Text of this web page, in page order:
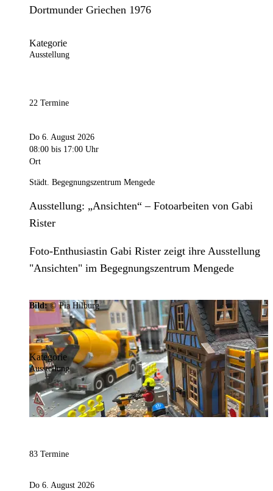
Dortmunder Griechen 1976
Kategorie
Ausstellung
22 Termine
Do 6. August 2026
08:00 bis 17:00 Uhr
Ort
Städt. Begegnungszentrum Mengede
Ausstellung: „Ansichten“ – Fotoarbeiten von Gabi
Rister
Foto-Enthusiastin Gabi Rister zeigt ihre Ausstellung
"Ansichten" im Begegnungszentrum Mengede
Bild:© Pia Hilburg
Kategorie
Ausstellung
83 Termine
Do 6. August 2026